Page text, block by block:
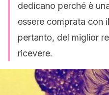
dedicano perché è
essere comprata con
pertanto, del miglior
ricevere.